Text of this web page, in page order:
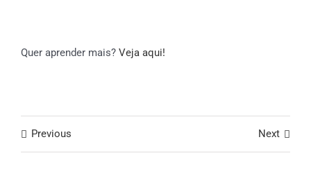
Quer aprender mais? Veja aqui!
Previous Next